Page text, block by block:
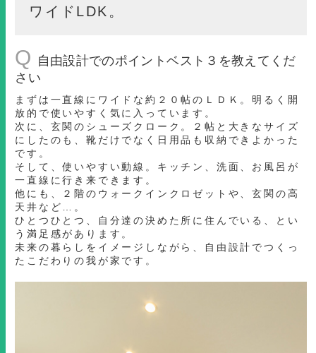
ワイドLDK。
Q 自由設計でのポイントベスト３を教えてくだ
さい
まずは一直線にワイドな約２０帖のＬＤＫ。明るく開
放的で使いやすく気に入っています。
次に、玄関のシューズクローク。２帖と大きなサイズ
にしたのも、靴だけでなく日用品も収納できよかった
です。
そして、使いやすい動線。キッチン、洗面、お風呂が
一直線に行き来できます。
他にも、２階のウォークインクロゼットや、玄関の高
天井など…。
ひとつひとつ、自分達の決めた所に住んでいる、とい
う満足感があります。
未来の暮らしをイメージしながら、自由設計でつくっ
たこだわりの我が家です。